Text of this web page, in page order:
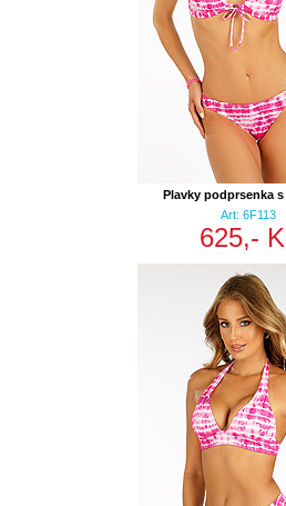
Plavky podprsenka
Art: 6F113
625,-